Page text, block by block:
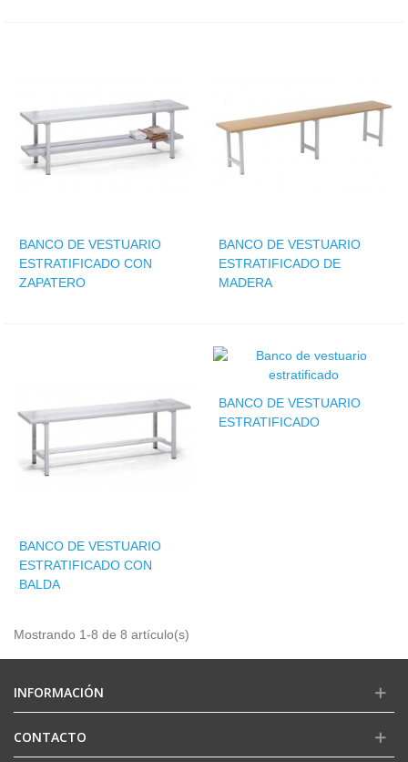
BANCO DE VESTUARIO
ESTRATIFICADO CON
ZAPATERO
BANCO DE VESTUARIO
ESTRATIFICADO DE
MADERA
BANCO DE VESTUARIO
ESTRATIFICADO CON
BALDA
BANCO DE VESTUARIO
ESTRATIFICADO
Mostrando 1-8 de 8 artículo(s)
INFORMACIÓN
CONTACTO